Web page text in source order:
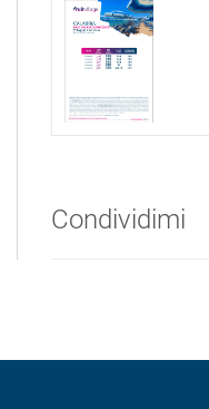
Condividimi